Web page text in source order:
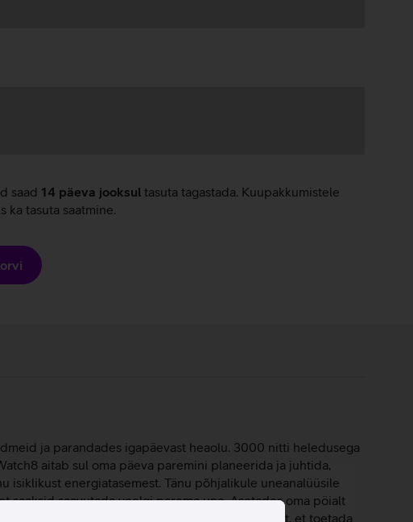
saad 14 päeva jooksul tasuta tagastada. Kuupakkumistele
ka tasuta saatmine.
ja parandades igapäevast heaolu. 3000 nitti heledusega
aitab sul oma päeva paremini planeerida ja juhtida,
isiklikust energiatasemest. Tänu põhjalikule uneanalüüsile
saavutada veelgi parema une. Asetades oma pöialt
ja eluviis. Jälgi oma antioksüdantide indeksit, et toetada